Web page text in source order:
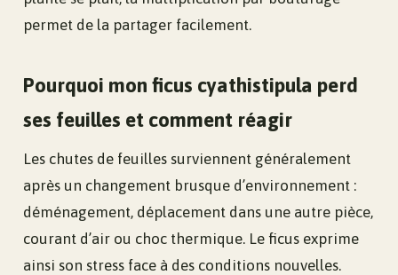
permet de la partager facilement.
Pourquoi mon ficus cyathistipula perd
ses feuilles et comment réagir
Les chutes de feuilles surviennent généralement
après un changement brusque d’environnement :
déménagement, déplacement dans une autre pièce,
courant d’air ou choc thermique. Le ficus exprime
ainsi son stress face à des conditions nouvelles.